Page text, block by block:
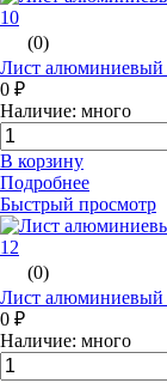
(0)
Лист алюминиевый
0 ₽
Наличие: много
В корзину
Подробнее
Быстрый просмотр
(0)
Лист алюминиевый
0 ₽
Наличие: много